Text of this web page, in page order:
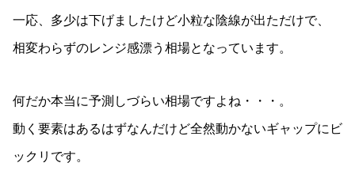
一応、多少は下げましたけど小粒な陰線が出ただけで、
相変わらずのレンジ感漂う相場となっています。
何だか本当に予測しづらい相場ですよね・・・。
動く要素はあるはずなんだけど全然動かないギャップにビ
ックリです。